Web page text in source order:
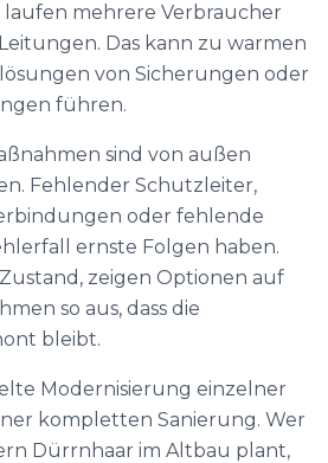
mehrere Verbraucher
Das kann zu warmen
von Sicherungen oder
führen.
sind von außen
Fehlender Schutzleiter,
oder fehlende
ernste Folgen haben.
zeigen Optionen auf
so aus, dass die
bleibt.
Modernisierung einzelner
kompletten Sanierung. Wer
Dürrnhaar im Altbau plant,